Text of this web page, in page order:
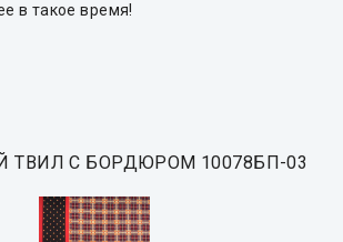
в такое время!
ТВИЛ С БОРДЮРОМ 10078БП-03